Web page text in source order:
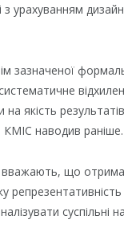
з урахуванням
зазначеної
якість
КМІС наводив раніше.
вважають, що
суспільні